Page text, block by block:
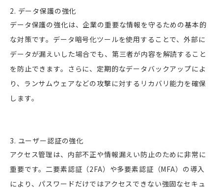
2. データ保護の強化
データ保護の強化は、企業の重要な情報を守るための基本的
な対策です。データ暗号化ツールを使用することで、外部に
データが漏えいした場合でも、第三者が内容を解読すること
を防止できます。さらに、定期的なデータバックアップによ
り、ランサムウェアなどの攻撃に対するリカバリ能力を確保
します。
3. ユーザー認証の強化
アクセス管理は、内部不正や情報漏えい防止のために非常に
重要です。二要素認証（2FA）や多要素認証（MFA）の導入
により、パスワードだけではアクセスできない強固なセキュ